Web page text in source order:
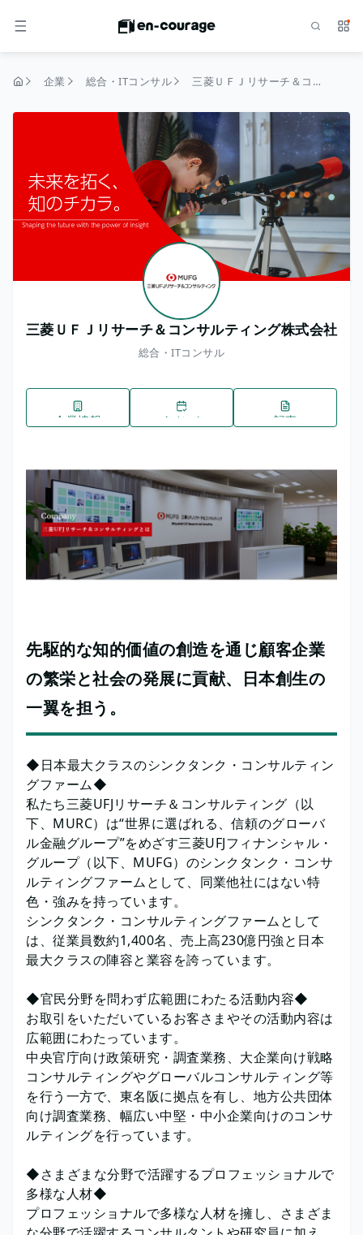
メニュー サ
企業 総合・ITコンサル 三菱ＵＦＪリサーチ＆コンサルティング株式会社
三菱ＵＦＪリサーチ＆コンサルティング株式会社
総合・ITコンサル
企業情報 イベント 記事
先駆的な知的価値の創造を通じ顧客企業
の繁栄と社会の発展に貢献、日本創生の
一翼を担う。
◆日本最大クラスのシンクタンク・コンサルティン
グファーム◆
私たち三菱UFJリサーチ＆コンサルティング（以
下、MURC）は“世界に選ばれる、信頼のグローバ
ル金融グループ”をめざす三菱UFJフィナンシャル・
グループ（以下、MUFG）のシンクタンク・コンサ
ルティングファームとして、同業他社にはない特
色・強みを持っています。
シンクタンク・コンサルティングファームとして
は、従業員数約1,400名、売上高230億円強と日本
最大クラスの陣容と業容を誇っています。
◆官民分野を問わず広範囲にわたる活動内容◆
お取引をいただいているお客さまやその活動内容は
広範囲にわたっています。
中央官庁向け政策研究・調査業務、大企業向け戦略
コンサルティングやグローバルコンサルティング等
を行う一方で、東名阪に拠点を有し、地方公共団体
向け調査業務、幅広い中堅・中小企業向けのコンサ
ルティングを行っています。
◆さまざまな分野で活躍するプロフェッショナルで
多様な人材◆
プロフェッショナルで多様な人材を擁し、さまざま